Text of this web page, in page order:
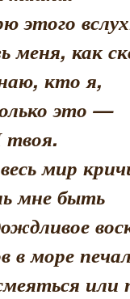
этого
как
кто я,
это —
мир
мне быть
в море
или